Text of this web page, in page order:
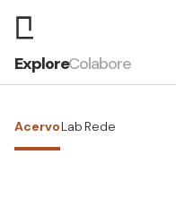
ExploreColabore
AcervoLab Rede